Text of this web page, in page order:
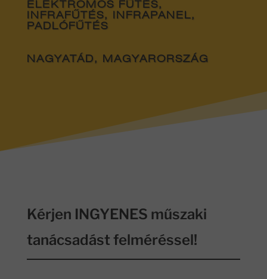
ELEKTROMOS FŰTÉS,
INFRAFŰTÉS, INFRAPANEL,
PADLÓFŰTÉS
NAGYATÁD, MAGYARORSZÁG
Kérjen INGYENES műszaki
tanácsadást felméréssel!